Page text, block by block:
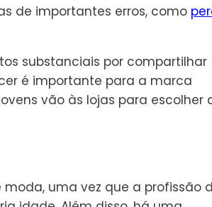
de importantes erros, como
substanciais por compartilhar
é importante para a marca
vão às lojas para escolher
uma vez que a profissão